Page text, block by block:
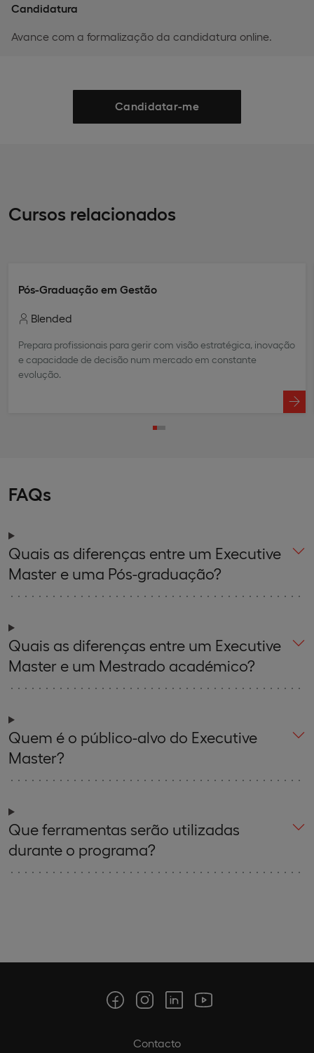
Candidatura
Avance com a formalização da candidatura online.
Candidatar-me
Cursos relacionados
Pós-Graduação em Gestão
Blended
Prepara profissionais para gerir com visão estratégica, inovação
e capacidade de decisão num mercado em constante
evolução.
FAQs
Quais as diferenças entre um Executive
Master e uma Pós-graduação?
Quais as diferenças entre um Executive
Master e um Mestrado académico?
Quem é o público-alvo do Executive
Master?
Que ferramentas serão utilizadas
durante o programa?
Contacto